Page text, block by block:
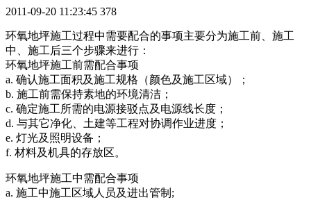
2011-09-20 11:23:45 378
环氧地坪施工过程中需要配合的事项主要分为施工前、施工
中、施工后三个步骤来进行：
环氧地坪施工前需配合事项
a. 确认施工面积及施工规格（颜色及施工区域）；
b. 施工前需保持素地的环境清洁；
c. 确定施工所需的电源接驳点及电源线长度；
d. 与其它净化、土建等工程对协调作业进度；
e. 灯光及照明设备；
f. 材料及机具的存放区。
环氧地坪施工中需配合事项
a. 施工中施工区域人员及进出管制;